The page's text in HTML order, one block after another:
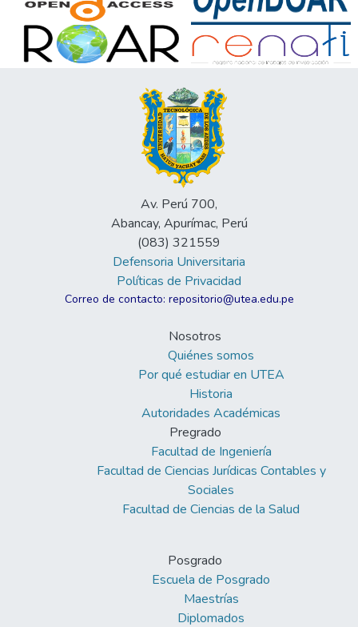
Av. Perú 700,
Abancay, Apurímac, Perú
(083) 321559
Defensoria Universitaria
Políticas de Privacidad
Correo de contacto: repositorio@utea.edu.pe
Nosotros
Quiénes somos
Por qué estudiar en UTEA
Historia
Autoridades Académicas
Pregrado
Facultad de Ingeniería
Facultad de Ciencias Jurídicas Contables y
Sociales
Facultad de Ciencias de la Salud
Posgrado
Escuela de Posgrado
Maestrías
Diplomados